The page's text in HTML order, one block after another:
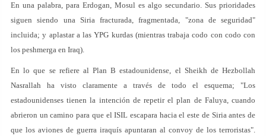
En una palabra, para Erdogan, Mosul es algo secundario. Sus prioridades
siguen siendo una Siria fracturada, fragmentada, "zona de seguridad"
incluida; y aplastar a las YPG kurdas (mientras trabaja codo con codo con
los peshmerga en Iraq).
En lo que se refiere al Plan B estadounidense, el Sheikh de Hezbollah
Nasrallah ha visto claramente a través de todo el esquema; "Los
estadounidenses tienen la intención de repetir el plan de Faluya, cuando
abrieron un camino para que el ISIL escapara hacia el este de Siria antes de
que los aviones de guerra iraquís apuntaran al convoy de los terroristas".